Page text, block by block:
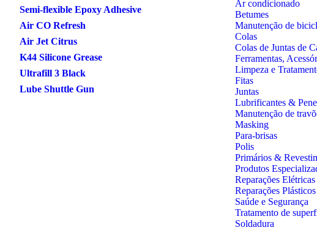
Semi-flexible Epoxy Adhesive
Air CO Refresh
Air Jet Citrus
K44 Silicone Grease
Ultrafill 3 Black
Lube Shuttle Gun
Ar condicionado
Betumes
Manutenção de
Colas
Colas de Juntas de
Ferramentas,
Limpeza e
Fitas
Juntas
Lubrificantes &
Manutenção de
Masking
Para-brisas
Polis
Primários &
Produtos
Reparações Elétricas
Reparações
Saúde e Segurança
Tratamento de
Soldadura